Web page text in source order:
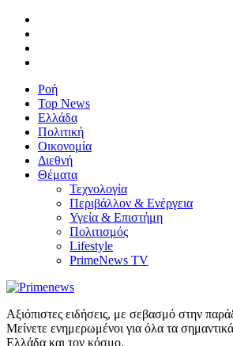
Ροή
Top News
Ελλάδα
Πολιτική
Οικονομία
Διεθνή
Θέματα
Τεχνολογία
Περιβάλλον & Ενέργεια
Υγεία & Επιστήμη
Πολιτισμός
Lifestyle
PrimeNews TV
Αξιόπιστες ειδήσεις, με σεβασμό στην
Μείνετε ενημερωμένοι για όλα τα
Ελλάδα και τον κόσμο.